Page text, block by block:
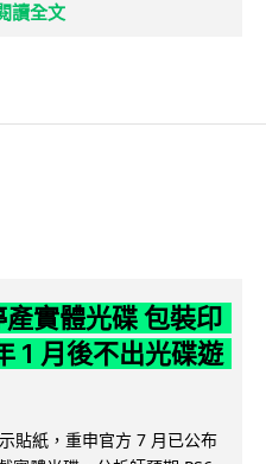
讀全文
實體光碟 包裝印
1 月後不出光碟遊
貼紙，重申官方 7 月已公布